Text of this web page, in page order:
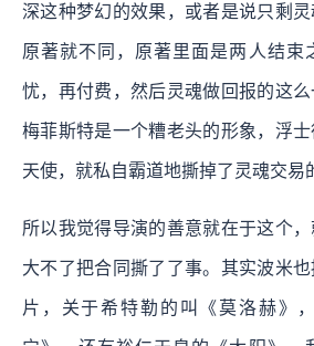
深这种梦幻的效果，或者是说只剩
原著就不同，原著里面是两人结束
忧，再付费，然后灵魂做回报的这
梅菲斯特是一个糟老头的形象，浮
天使，就私自霸道地撕掉了灵魂交易
所以我觉得导演的善意就在于这个，
大不了把合同撕了了事。其实波米
片，关于希特勒的叫《莫洛赫》